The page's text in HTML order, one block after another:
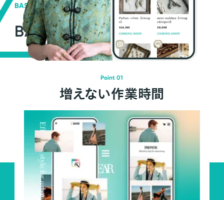
BASEの強み
BASEが強い3つの理由
Point 01
増えない作業時間